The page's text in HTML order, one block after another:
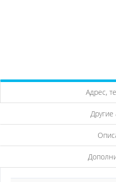
Адрес,
Другие